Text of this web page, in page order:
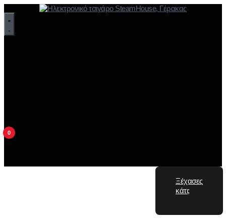
0
Ξέχασες
κάτι;